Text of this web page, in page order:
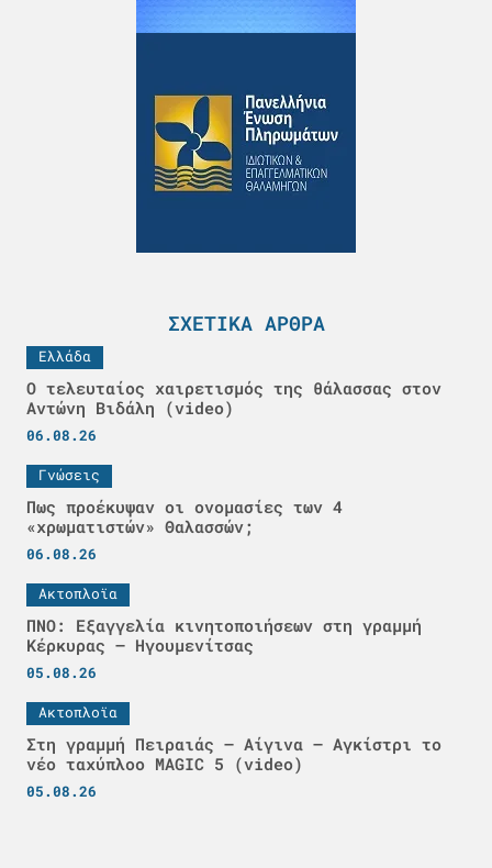
ΣΧΕΤΙΚΆ ΆΡΘΡΑ
Ελλάδα
Ο τελευταίος χαιρετισμός της θάλασσας στον
Αντώνη Βιδάλη (video)
06.08.26
Γνώσεις
Πως προέκυψαν οι ονομασίες των 4
«χρωματιστών» Θαλασσών;
06.08.26
Ακτοπλοϊα
ΠΝΟ: Εξαγγελία κινητοποιήσεων στη γραμμή
Κέρκυρας – Ηγουμενίτσας
05.08.26
Ακτοπλοϊα
Στη γραμμή Πειραιάς – Αίγινα – Αγκίστρι το
νέο ταχύπλοο MAGIC 5 (video)
05.08.26